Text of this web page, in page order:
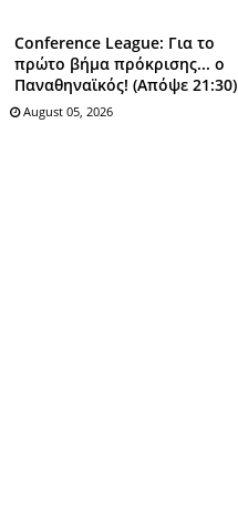
Conference League: Για το
πρώτο βήμα πρόκρισης... ο
Παναθηναϊκός! (Απόψε 21:30)
August 05, 2026